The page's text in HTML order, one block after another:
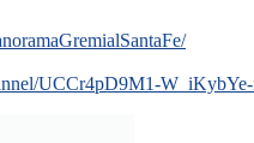
UCCr4pD9M1-